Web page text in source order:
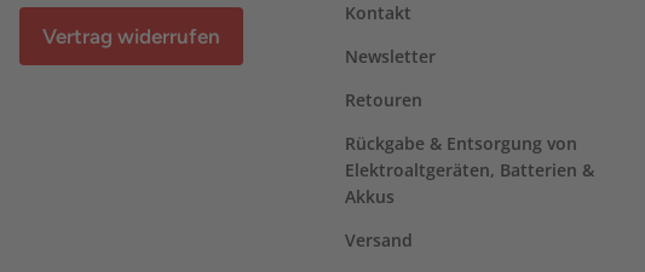
Vertrag widerrufen
Kontakt
Newsletter
Retouren
Rückgabe & Entsorgung von
Elektroaltgeräten, Batterien &
Akkus
Versand